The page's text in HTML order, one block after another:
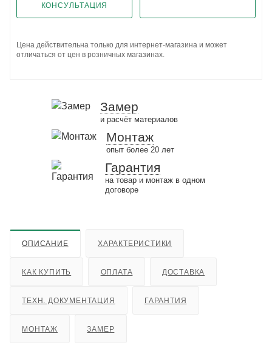
КОНСУЛЬТАЦИЯ
Цена действительна только для интернет-магазина и может
отличаться от цен в розничных магазинах.
Замер
и расчёт материалов
Монтаж
опыт более 20 лет
Гарантия
на товар и монтаж в одном
договоре
ОПИСАНИЕ ХАРАКТЕРИСТИКИ
КАК КУПИТЬ ОПЛАТА ДОСТАВКА
ТЕХН. ДОКУМЕНТАЦИЯ ГАРАНТИЯ
МОНТАЖ ЗАМЕР